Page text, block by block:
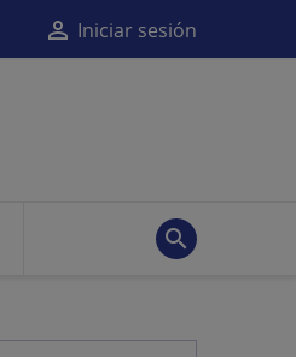
 Iniciar sesión
